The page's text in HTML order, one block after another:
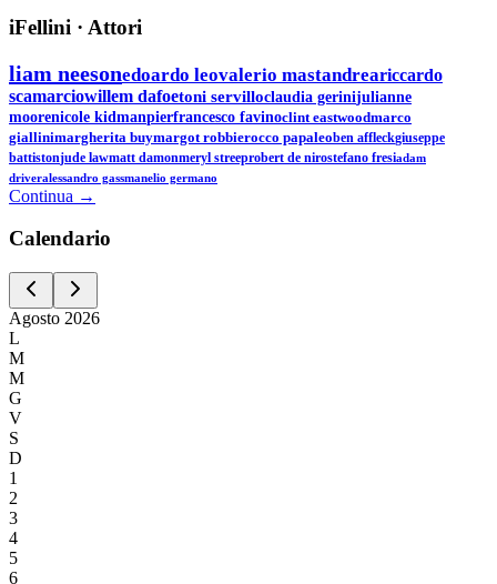
iFellini · Attori
liam neesonedoardo leovalerio mastandreariccardo
scamarciowillem dafoetoni servilloclaudia gerinijulianne
moorenicole kidmanpierfrancesco favinoclint eastwoodmarco
giallinimargherita buymargot robbierocco papaleoben affleckgiuseppe
battistonjude lawmatt damonmeryl streeprobert de nirostefano fresiadam
driveralessandro gassmanelio germano
Continua →
Calendario
Agosto 2026
L
M
M
G
V
S
D
1
2
3
4
5
6